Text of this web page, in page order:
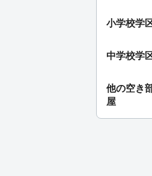
小学校学
中学校学
他の空き
屋